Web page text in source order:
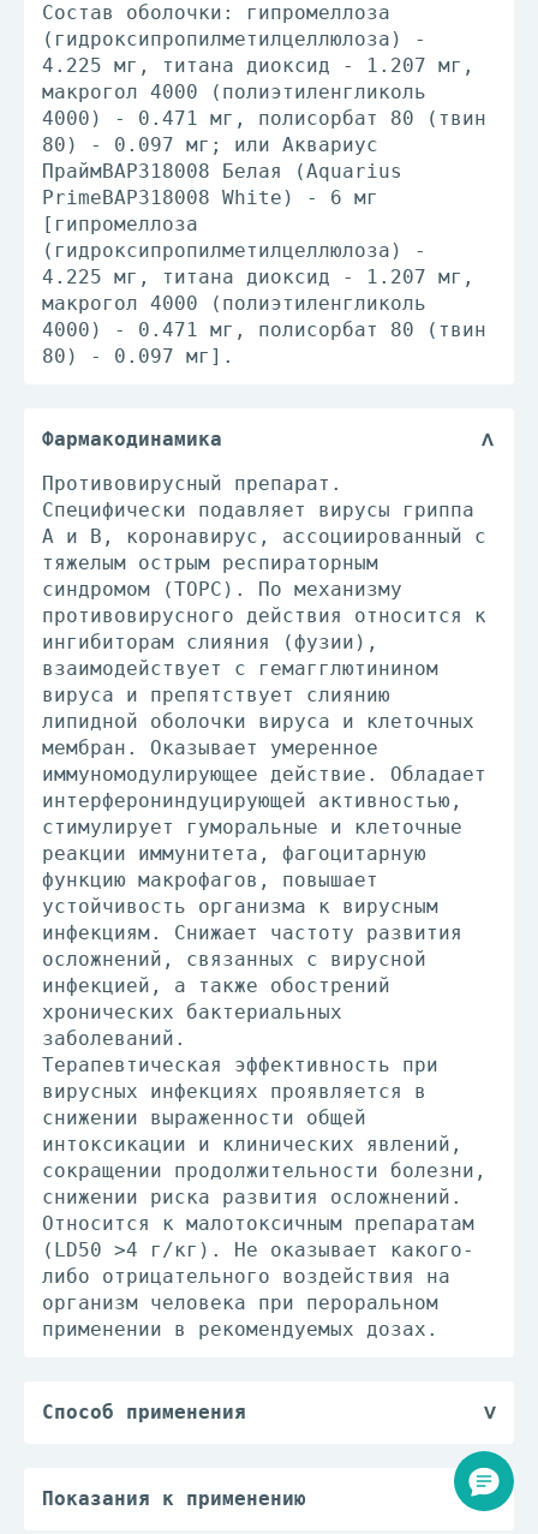
Состав оболочки: гипромеллоза
(гидроксипропилметилцеллюлоза) -
4.225 мг, титана диоксид - 1.207 мг,
макрогол 4000 (полиэтиленгликоль
4000) - 0.471 мг, полисорбат 80 (твин
80) - 0.097 мг; или Аквариус
ПраймВАР318008 Белая (Aquarius
PrimeBAP318008 White) - 6 мг
[гипромеллоза
(гидроксипропилметилцеллюлоза) -
4.225 мг, титана диоксид - 1.207 мг,
макрогол 4000 (полиэтиленгликоль
4000) - 0.471 мг, полисорбат 80 (твин
80) - 0.097 мг].
Фармакодинамика
Противовирусный препарат.
Специфически подавляет вирусы гриппа
А и В, коронавирус, ассоциированный с
тяжелым острым респираторным
синдромом (ТОРС). По механизму
противовирусного действия относится к
ингибиторам слияния (фузии),
взаимодействует с гемагглютинином
вируса и препятствует слиянию
липидной оболочки вируса и клеточных
мембран. Оказывает умеренное
иммуномодулирующее действие. Обладает
интерферониндуцирующей активностью,
стимулирует гуморальные и клеточные
реакции иммунитета, фагоцитарную
функцию макрофагов, повышает
устойчивость организма к вирусным
инфекциям. Снижает частоту развития
осложнений, связанных с вирусной
инфекцией, а также обострений
хронических бактериальных
заболеваний.
Терапевтическая эффективность при
вирусных инфекциях проявляется в
снижении выраженности общей
интоксикации и клинических явлений,
сокращении продолжительности болезни,
снижении риска развития осложнений.
Относится к малотоксичным препаратам
(LD50 >4 г/кг). Не оказывает какого-
либо отрицательного воздействия на
организм человека при пероральном
применении в рекомендуемых дозах.
Способ применения
Разовая доза: детям в возрасте от 3
до 6 лет - 50 мг, детям в возрасте от
6 до 12 лет - 100 мг, детям старше 12
Показания к применению